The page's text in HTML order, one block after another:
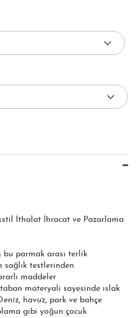
İthalat İhracat ve Pazarlama
parmak arası terlik
sağlık testlerinden
maddeler
materyali sayesinde ıslak
havuz, park ve bahçe
gibi yoğun çocuk